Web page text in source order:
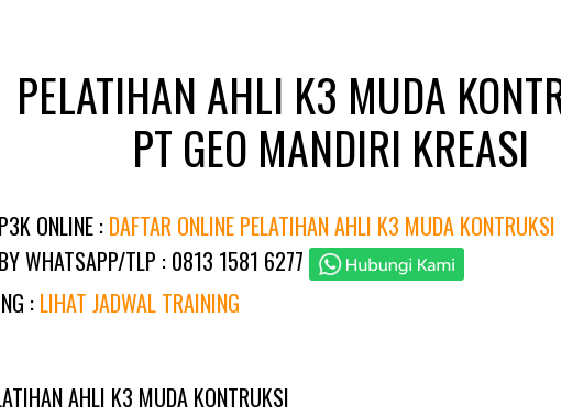
PELATIHAN AHLI K3 MUDA
PT GEO MANDIRI KREASI
ONLINE : DAFTAR ONLINE PELATIHAN AHLI K3 MUDA KONTRUKSI
WHATSAPP/TLP : 0813 1581 6277
: LIHAT JADWAL TRAINING
AHLI K3 MUDA KONTRUKSI